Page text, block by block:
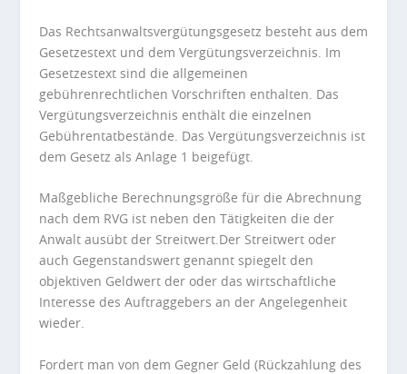
Das Rechtsanwaltsvergütungsgesetz besteht aus dem
Gesetzestext und dem Vergütungsverzeichnis. Im
Gesetzestext sind die allgemeinen
gebührenrechtlichen Vorschriften enthalten. Das
Vergütungsverzeichnis enthält die einzelnen
Gebührentatbestände. Das Vergütungsverzeichnis ist
dem Gesetz als Anlage 1 beigefügt.
Maßgebliche Berechnungsgröße für die Abrechnung
nach dem RVG ist neben den Tätigkeiten die der
Anwalt ausübt der Streitwert.Der Streitwert oder
auch Gegenstandswert genannt spiegelt den
objektiven Geldwert der oder das wirtschaftliche
Interesse des Auftraggebers an der Angelegenheit
wieder.
Fordert man von dem Gegner Geld (Rückzahlung des